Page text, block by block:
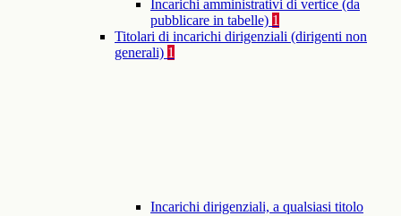
Incarichi amministrativi di vertice (da
pubblicare in tabelle) 1
Titolari di incarichi dirigenziali (dirigenti non
generali) 1
Incarichi dirigenziali, a qualsiasi titolo